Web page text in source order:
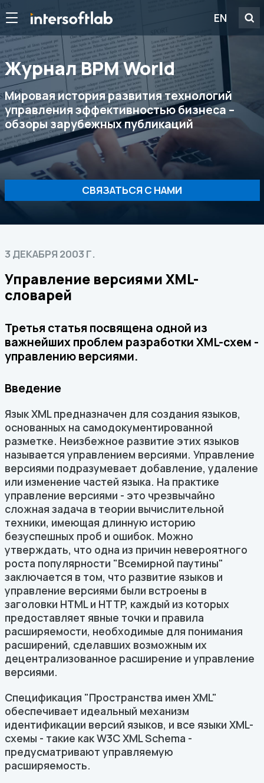
EN
Журнал ВРМ World
Мировая история развития технологий
управления эффективностью бизнеса –
обзоры зарубежных публикаций
СВЯЗАТЬСЯ С НАМИ
3 ДЕКАБРЯ 2003 Г.
Управление версиями XML-
словарей
Третья статья посвящена одной из
важнейших проблем разработки XML-схем -
управлению версиями.
Введение
Язык XML предназначен для создания языков,
основанных на самодокументированной
разметке. Неизбежное развитие этих языков
называется управлением версиями. Управление
версиями подразумевает добавление, удаление
или изменение частей языка. На практике
управление версиями - это чрезвычайно
сложная задача в теории вычислительной
техники, имеющая длинную историю
безуспешных проб и ошибок. Можно
утверждать, что одна из причин невероятного
роста популярности "Всемирной паутины"
заключается в том, что развитие языков и
управление версиями были встроены в
заголовки HTML и HTTP, каждый из которых
предоставляет явные точки и правила
расширяемости, необходимые для понимания
расширений, сделавших возможным их
децентрализованное расширение и управление
версиями.
Спецификация "Пространства имен XML"
обеспечивает идеальный механизм
идентификации версий языков, и все языки XML-
схемы - такие как W3C XML Schema -
предусматривают управляемую
расширяемость.